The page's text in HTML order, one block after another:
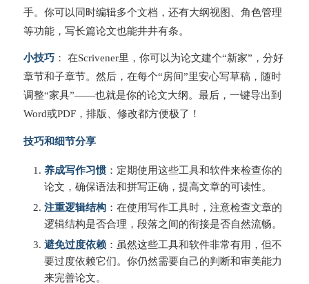
手。你可以同时编辑多个文档，还有大纲视图、角色管理
等功能，写长篇论文也能井井有条。
小技巧： 在Scrivener里，你可以为论文建个“新家”，分好
章节和子章节。然后，在每个“房间”里安心写草稿，随时
调整“家具”——也就是你的论文大纲。最后，一键导出到
Word或PDF，排版、修改都方便极了！
技巧和细节分享
养成写作习惯：定期使用这些工具和软件来检查你的
论文，确保语法和拼写正确，提高文章的可读性。
注重逻辑结构：在使用写作工具时，注意检查文章的
逻辑结构是否合理，段落之间的衔接是否自然流畅。
避免过度依赖：虽然这些工具和软件非常有用，但不
要过度依赖它们。你仍然需要自己的判断和审美能力
来完善论文。